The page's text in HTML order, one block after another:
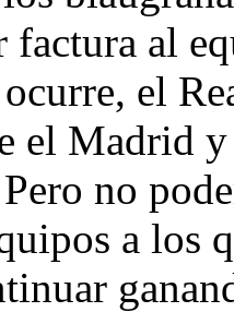
factura al
el
el Madrid
no
a los